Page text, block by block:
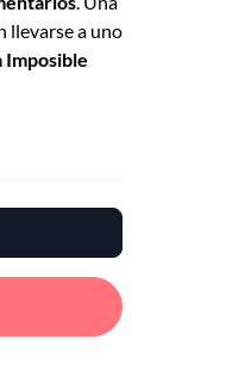
llevarse a uno
Imposible